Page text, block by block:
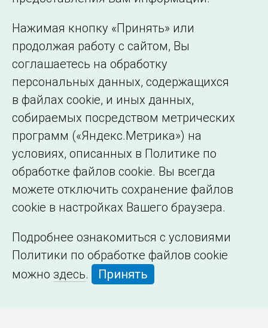
представительства
Сведения об
образовательной
организации
Нажимая кнопку «Принять» или
продолжая работу с сайтом, Вы
соглашаетесь на обработку
персональных данных, содержащихся
в файлах cookie, и иных данных,
собираемых посредством метрических
программ («Яндекс.Метрика») на
условиях, описанных в Политике по
обработке файлов cookie. Вы всегда
можете отключить сохранение файлов
cookie в настройках Вашего браузера.
Подробнее ознакомиться с условиями
Политики по обработке файлов cookie
можно здесь. Принять